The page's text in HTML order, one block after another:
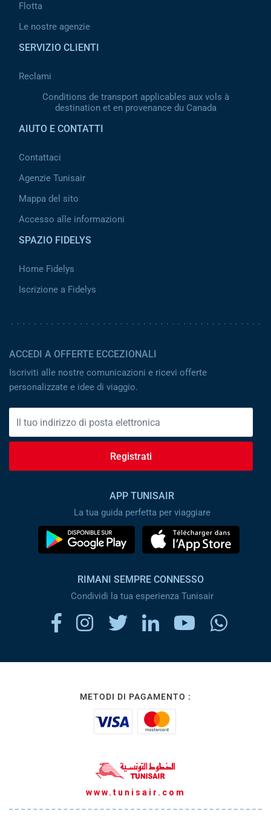
Flotta
Le nostre agenzie
SERVIZIO CLIENTI
Reclami
Conditions de transport applicables aux vols à
destination et en provenance du Canada
AIUTO E CONTATTI
Contattaci
Agenzie Tunisair
Mappa del sito
Accesso alle informazioni
SPAZIO FIDELYS
Home Fidelys
Iscrizione a Fidelys
ACCEDI A OFFERTE ECCEZIONALI
Iscriviti alle nostre comunicazioni e ricevi offerte
personalizzate e idee di viaggio.
Registrati
APP TUNISAIR
La tua guida perfetta per viaggiare
RIMANI SEMPRE CONNESSO
Condividi la tua esperienza Tunisair
METODI DI PAGAMENTO :
www.tunisair.com